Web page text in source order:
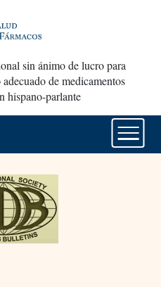
sin ánimo de lucro para
de medicamentos
hispano-parlante